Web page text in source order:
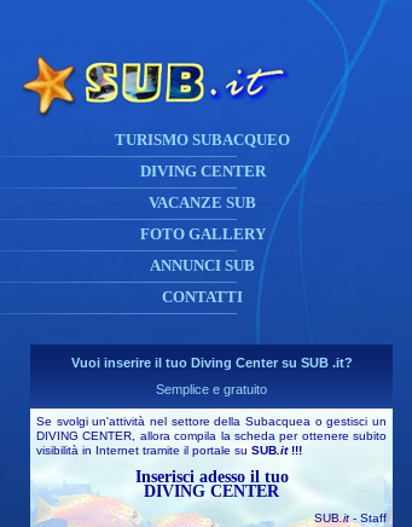
TURISMO SUBACQUEO
DIVING CENTER
VACANZE SUB
FOTO GALLERY
ANNUNCI SUB
CONTATTI
Vuoi inserire il tuo Diving Center su SUB .it?
Semplice e gratuito
Se svolgi un'attività nel settore della Subacquea o gestisci un
DIVING CENTER, allora compila la scheda per ottenere subito
visibilità in Internet tramite il portale su SUB .it!!!
Inserisci adesso il tuo
DIVING CENTER
SUB.it- Staff